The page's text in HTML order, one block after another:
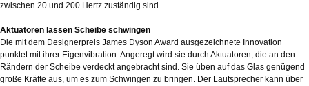
zwischen 20 und 200 Hertz zuständig sind.
Aktuatoren lassen Scheibe schwingen
Die mit dem Designerpreis James Dyson Award ausgezeichnete Innovation
punktet mit ihrer Eigenvibration. Angeregt wird sie durch Aktuatoren, die an den
Rändern der Scheibe verdeckt angebracht sind. Sie üben auf das Glas genügend
große Kräfte aus, um es zum Schwingen zu bringen. Der Lautsprecher kann über